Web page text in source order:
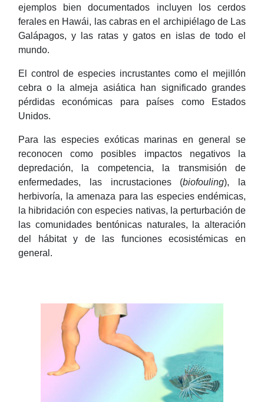
ejemplos bien documentados incluyen los cerdos
ferales en Hawái, las cabras en el archipiélago de Las
Galápagos, y las ratas y gatos en islas de todo el
mundo.
El control de especies incrustantes como el mejillón
cebra o la almeja asiática han significado grandes
pérdidas económicas para países como Estados
Unidos.
Para las especies exóticas marinas en general se
reconocen como posibles impactos negativos la
depredación, la competencia, la transmisión de
enfermedades, las incrustaciones (biofouling), la
herbivoría, la amenaza para las especies endémicas,
la hibridación con especies nativas, la perturbación de
las comunidades bentónicas naturales, la alteración
del hábitat y de las funciones ecosistémicas en
general.